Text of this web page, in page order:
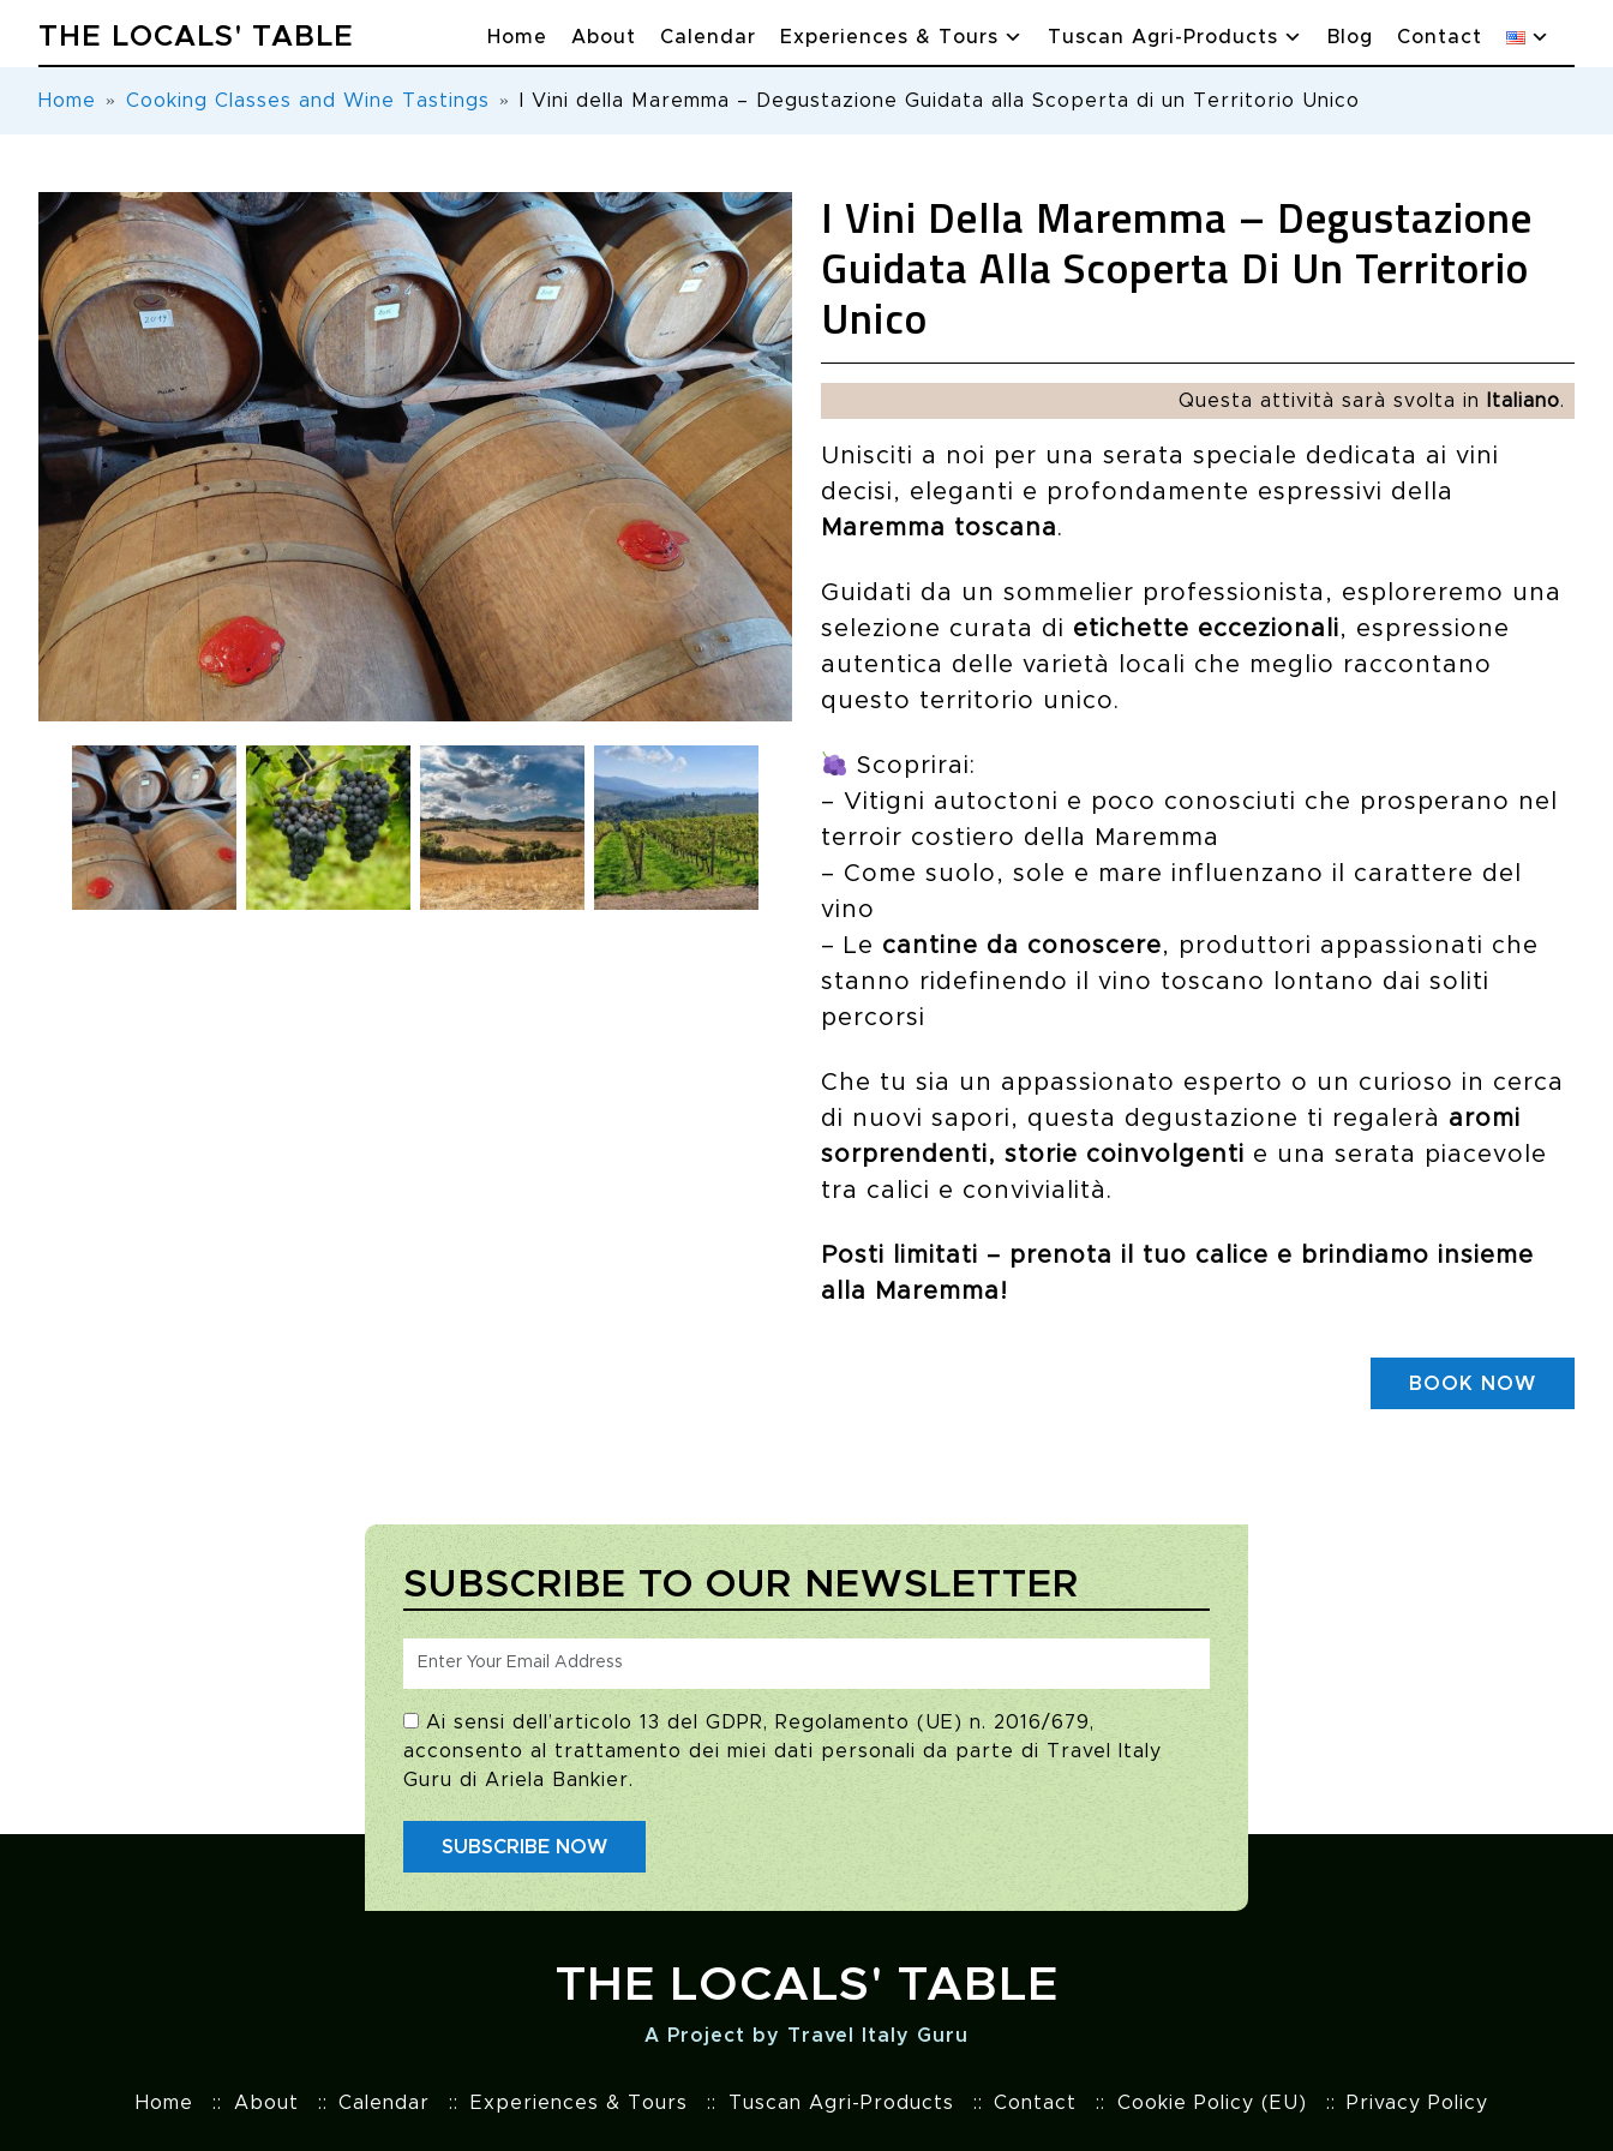
THE LOCALS' TABLE Home About Calendar Experiences & Tours Tuscan Agri-Products Blog Contact
Home Cooking Classes and Wine Tastings I Vini della Maremma – Degustazione Guidata alla Scoperta di un Territorio Unico
I Vini Della Maremma – Degustazione
Guidata Alla Scoperta Di Un Territorio
Unico
Questa attività sarà svolta in Italiano.
Unisciti a noi per una serata speciale dedicata ai vini
decisi, eleganti e profondamente espressivi della
Maremma toscana.
Guidati da un sommelier professionista, esploreremo una
selezione curata di etichette eccezionali, espressione
autentica delle varietà locali che meglio raccontano
questo territorio unico.
Scoprirai:
– Vitigni autoctoni e poco conosciuti che prosperano nel
terroir costiero della Maremma
– Come suolo, sole e mare influenzano il carattere del
vino
– Le cantine da conoscere, produttori appassionati che
stanno ridefinendo il vino toscano lontano dai soliti
percorsi
Che tu sia un appassionato esperto o un curioso in cerca
di nuovi sapori, questa degustazione ti regalerà aromi
sorprendenti, storie coinvolgenti e una serata piacevole
tra calici e convivialità.
Posti limitati – prenota il tuo calice e brindiamo insieme
alla Maremma!
BOOK NOW
SUBSCRIBE TO OUR NEWSLETTER
Ai sensi dell’articolo 13 del GDPR, Regolamento (UE) n. 2016/679,
acconsento al trattamento dei miei dati personali da parte di Travel Italy
Guru di Ariela Bankier.
SUBSCRIBE NOW
THE LOCALS' TABLE
A Project by Travel Italy Guru
Home About Calendar Experiences & Tours Tuscan Agri-Products Contact Cookie Policy (EU) Privacy Policy